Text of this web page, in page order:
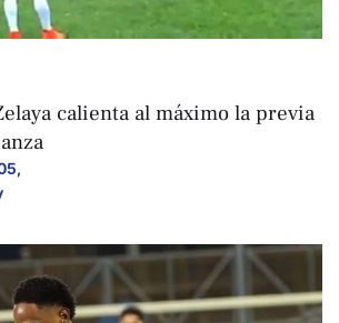
calienta al máximo la previa
,